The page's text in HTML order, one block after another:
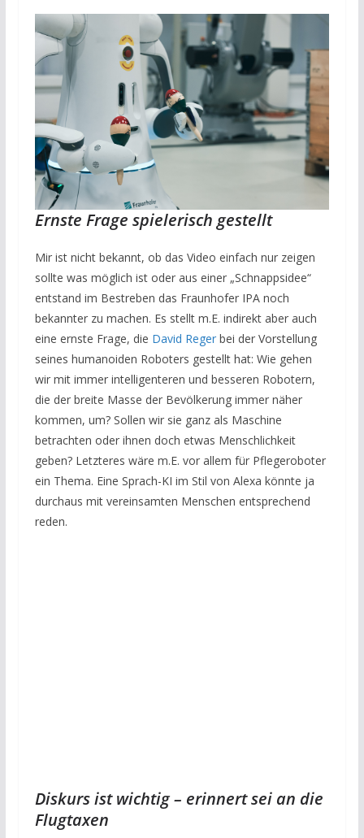
Ernste Frage spielerisch gestellt
Mir ist nicht bekannt, ob das Video einfach nur zeigen
sollte was möglich ist oder aus einer „Schnappsidee“
entstand im Bestreben das Fraunhofer IPA noch
bekannter zu machen. Es stellt m.E. indirekt aber auch
eine ernste Frage, die David Regerbei der Vorstellung
seines humanoiden Roboters gestellt hat: Wie gehen
wir mit immer intelligenteren und besseren Robotern,
die der breite Masse der Bevölkerung immer näher
kommen, um? Sollen wir sie ganz als Maschine
betrachten oder ihnen doch etwas Menschlichkeit
geben? Letzteres wäre m.E. vor allem für Pflegeroboter
ein Thema. Eine Sprach-KI im Stil von Alexa könnte ja
durchaus mit vereinsamten Menschen entsprechend
reden.
Diskurs ist wichtig – erinnert sei an die
Flugtaxen